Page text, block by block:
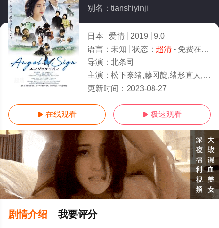
别名：tianshiyinji
日本 爱情 2019
9.0
语言： 未知 状态： 超清- 免费在线观看
导演： 北条司
主演： 松下奈绪,藤冈靛,绪形直人,菊池桃子
更新时间： 2023-08-27
 在线观看  极速观看
剧情介绍 我要评分